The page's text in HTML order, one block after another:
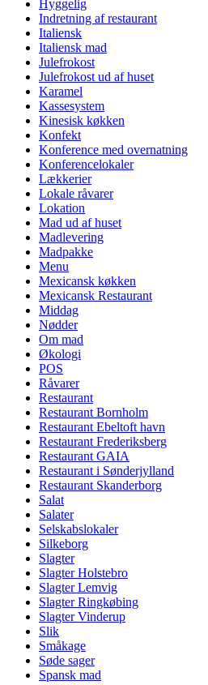
Hyggelig
Indretning af restaurant
Italiensk
Italiensk mad
Julefrokost
Julefrokost ud af huset
Karamel
Kassesystem
Kinesisk køkken
Konfekt
Konference med overnatning
Konferencelokaler
Lækkerier
Lokale råvarer
Lokation
Mad ud af huset
Madlevering
Madpakke
Menu
Mexicansk køkken
Mexicansk Restaurant
Middag
Nødder
Om mad
Økologi
POS
Råvarer
Restaurant
Restaurant Bornholm
Restaurant Ebeltoft havn
Restaurant Frederiksberg
Restaurant GAIA
Restaurant i Sønderjylland
Restaurant Skanderborg
Salat
Salater
Selskabslokaler
Silkeborg
Slagter
Slagter Holstebro
Slagter Lemvig
Slagter Ringkøbing
Slagter Vinderup
Slik
Småkage
Søde sager
Spansk mad